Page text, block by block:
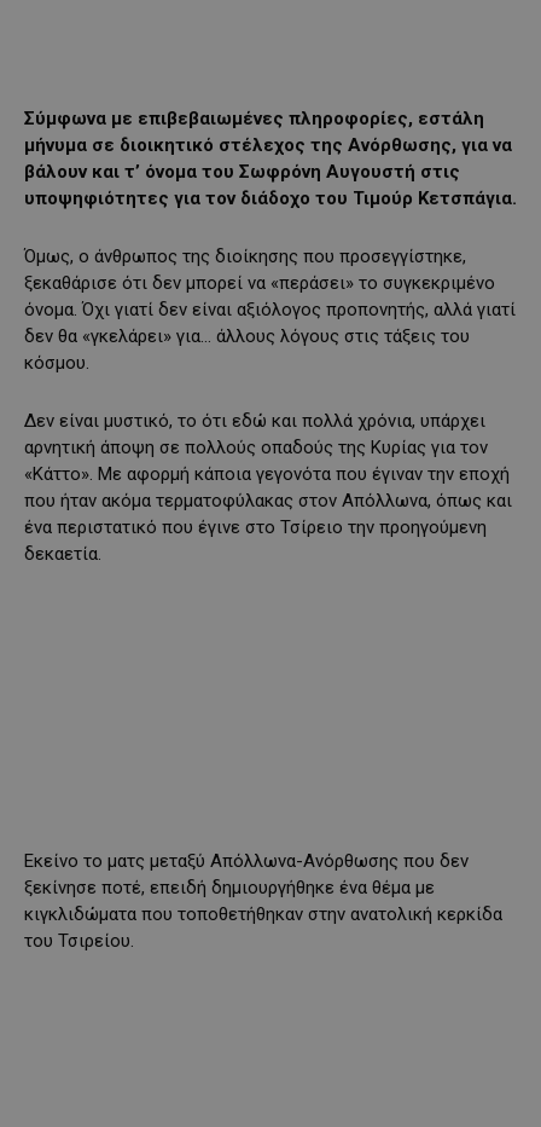
Σύμφωνα με επιβεβαιωμένες πληροφορίες, εστάλη
μήνυμα σε διοικητικό στέλεχος της Ανόρθωσης, για να
βάλουν και τ’ όνομα του Σωφρόνη Αυγουστή στις
υποψηφιότητες για τον διάδοχο του Τιμούρ Κετσπάγια.
Όμως, ο άνθρωπος της διοίκησης που προσεγγίστηκε,
ξεκαθάρισε ότι δεν μπορεί να «περάσει» το συγκεκριμένο
όνομα. Όχι γιατί δεν είναι αξιόλογος προπονητής, αλλά γιατί
δεν θα «γκελάρει» για… άλλους λόγους στις τάξεις του
κόσμου.
Δεν είναι μυστικό, το ότι εδώ και πολλά χρόνια, υπάρχει
αρνητική άποψη σε πολλούς οπαδούς της Κυρίας για τον
«Κάττο». Με αφορμή κάποια γεγονότα που έγιναν την εποχή
που ήταν ακόμα τερματοφύλακας στον Απόλλωνα, όπως και
ένα περιστατικό που έγινε στο Τσίρειο την προηγούμενη
δεκαετία.
Εκείνο το ματς μεταξύ Απόλλωνα-Ανόρθωσης που δεν
ξεκίνησε ποτέ, επειδή δημιουργήθηκε ένα θέμα με
κιγκλιδώματα που τοποθετήθηκαν στην ανατολική κερκίδα
του Τσιρείου.